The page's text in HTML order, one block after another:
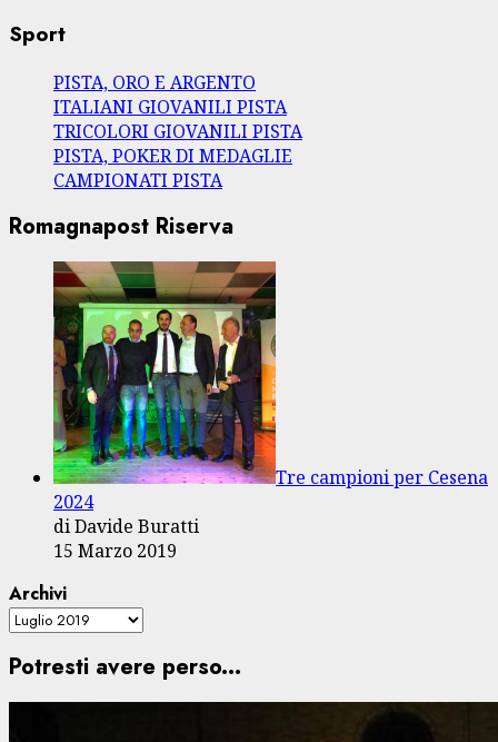
Sport
PISTA, ORO E ARGENTO
ITALIANI GIOVANILI PISTA
TRICOLORI GIOVANILI PISTA
PISTA, POKER DI MEDAGLIE
CAMPIONATI PISTA
Romagnapost Riserva
Tre campioni per Cesena
2024
di Davide Buratti
15 Marzo 2019
Archivi
Potresti avere perso...